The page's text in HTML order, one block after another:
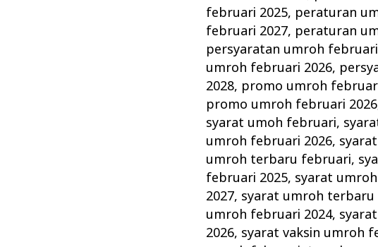
februari 2025, peraturan
februari 2027, peraturan
persyaratan umroh
umroh februari 2026,
2028, promo umroh
promo umroh februari 2026
syarat umoh februari,
umroh februari 2026,
umroh terbaru februari,
februari 2025, syarat
2027, syarat umroh terbaru
umroh februari 2024,
2026, syarat vaksin umroh